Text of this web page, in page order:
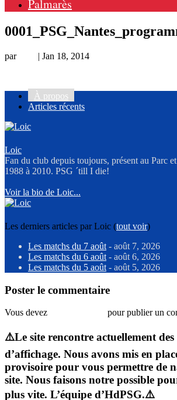
Palmarès
par | Jan 18, 2014
À propos
Articles récents
Loic
Fan du club depuis toujours, présent au Parc
1988 à 2010. PSG ´till I die!
Voir la bio de Loic...
Les derniers articles par Loic (tout voir)
Les matchs du 7 août - août 7, 2026
Les matchs du 6 août - août 6, 2026
Les matchs du 5 août - août 5, 2026
Poster le commentaire
Vous devez pour publier un
⚠️Le site rencontre actuellement
d’affichage. Nous avons mis en
provisoire pour vous permettre de
site. Nous faisons notre possible
plus vite. L’équipe d’HdPSG.⚠️